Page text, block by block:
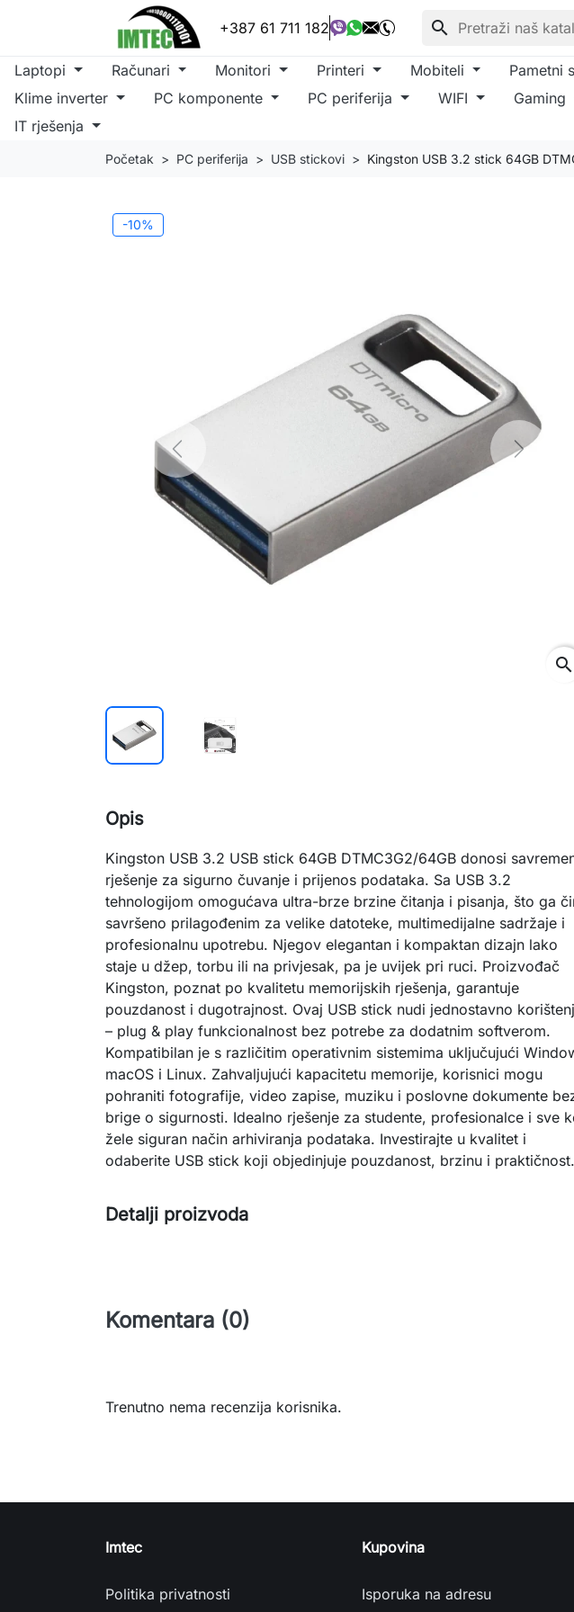
+387 61 711 182 search
Laptopi Računari Monitori Printeri Mobiteli Pametni
Klime inverter
PC komponente PC periferija WIFI Gaming
IT rješenja
Početak PC periferija USB stickovi Kingston USB 3.2 stick 64GB
-10%
Previous Next
search
Opis
Kingston USB 3.2 USB stick 64GB DTMC3G2/64GB donosi
rješenje za sigurno čuvanje i prijenos podataka. Sa USB 3.2
tehnologijom omogućava ultra-brze brzine čitanja i pisanja, što ga
savršeno prilagođenim za velike datoteke, multimedijalne sadržaje i
profesionalnu upotrebu. Njegov elegantan i kompaktan dizajn lako
staje u džep, torbu ili na privjesak, pa je uvijek pri ruci. Proizvođač
Kingston, poznat po kvalitetu memorijskih rješenja, garantuje
pouzdanost i dugotrajnost. Ovaj USB stick nudi jednostavno
– plug & play funkcionalnost bez potrebe za dodatnim softverom.
Kompatibilan je s različitim operativnim sistemima uključujući
macOS i Linux. Zahvaljujući kapacitetu memorije, korisnici mogu
pohraniti fotografije, video zapise, muziku i poslovne dokumente
brige o sigurnosti. Idealno rješenje za studente, profesionalce i sve
žele siguran način arhiviranja podataka. Investirajte u kvalitet i
odaberite USB stick koji objedinjuje pouzdanost, brzinu i praktičnost.
Detalji proizvoda
Komentara (0)
Trenutno nema recenzija korisnika.
Imtec
Politika privatnosti
Kupovina
Isporuka na adresu